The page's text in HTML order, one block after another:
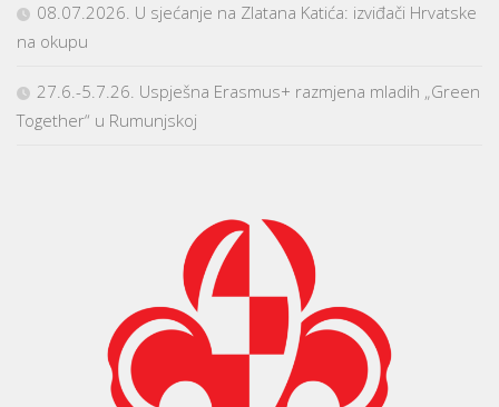
08.07.2026. U sjećanje na Zlatana Katića: izviđači Hrvatske
na okupu
27.6.-5.7.26. Uspješna Erasmus+ razmjena mladih „Green
Together“ u Rumunjskoj